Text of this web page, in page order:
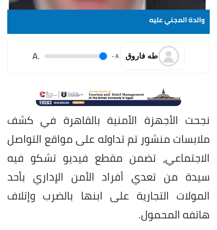
والدة المجني عليه
طه فاروق A
.
.A
نجحت الأجهزة الأمنية بالقاهرة في كشف
ملابسات منشور تم تداوله على مواقع التواصل
الاجتماعي، تضمن مقطع فيديو تشكو فيه
سيدة من تعدي أفراد الأمن الإداري بأحد
المولات التجارية على ابنها بالضرب وإتلاف
هاتفه المحمول.